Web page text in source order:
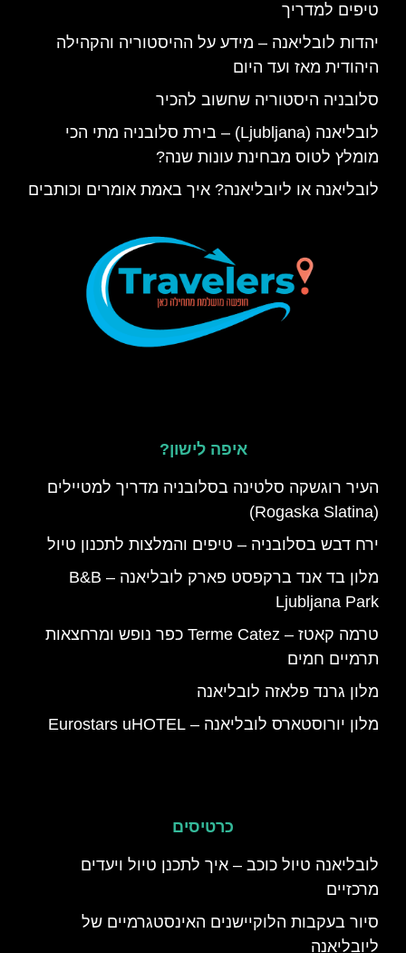
טיפים למדריך
יהדות לובליאנה – מידע על ההיסטוריה והקהילה
היהודית מאז ועד היום
סלובניה היסטוריה שחשוב להכיר
לובליאנה (Ljubljana) – בירת סלובניה מתי הכי
מומלץ לטוס מבחינת עונות שנה?
לובליאנה או ליובליאנה? איך באמת אומרים וכותבים
איפה לישון?
העיר רוגשקה סלטינה בסלובניה מדריך למטיילים
(Rogaska Slatina)
ירח דבש בסלובניה – טיפים והמלצות לתכנון טיול
מלון בד אנד ברקפסט פארק לובליאנה – B&B
Ljubljana Park
טרמה קאטז – Terme Catez כפר נופש ומרחצאות
תרמיים חמים
מלון גרנד פלאזה לובליאנה
מלון יורוסטארס לובליאנה – Eurostars uHOTEL
כרטיסים
לובליאנה טיול כוכב – איך לתכנן טיול ויעדים
מרכזיים
סיור בעקבות הלוקיישנים האינסטגרמיים של
ליובליאנה